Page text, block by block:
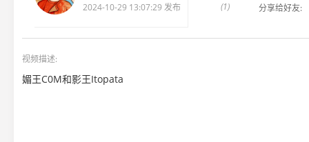
2024-10-29 13:07:29 发布 (1) 分享给好友:
视频描述:
媚王C0M和影王Itopata